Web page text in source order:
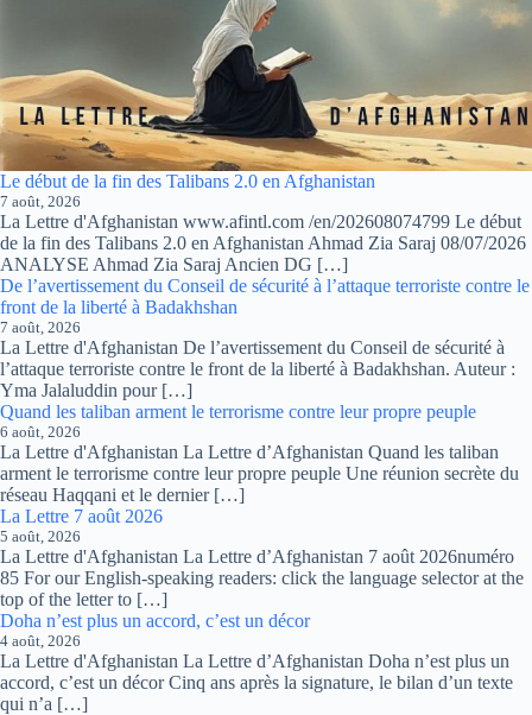
Le début de la fin des Talibans 2.0 en Afghanistan
7 août, 2026
La Lettre d'Afghanistan www.afintl.com /en/202608074799 Le début
de la fin des Talibans 2.0 en Afghanistan Ahmad Zia Saraj 08/07/2026
ANALYSE Ahmad Zia Saraj Ancien DG […]
De l’avertissement du Conseil de sécurité à l’attaque terroriste contre le
front de la liberté à Badakhshan
7 août, 2026
La Lettre d'Afghanistan De l’avertissement du Conseil de sécurité à
l’attaque terroriste contre le front de la liberté à Badakhshan. Auteur :
Yma Jalaluddin pour […]
Quand les taliban arment le terrorisme contre leur propre peuple
6 août, 2026
La Lettre d'Afghanistan La Lettre d’Afghanistan Quand les taliban
arment le terrorisme contre leur propre peuple Une réunion secrète du
réseau Haqqani et le dernier […]
La Lettre 7 août 2026
5 août, 2026
La Lettre d'Afghanistan La Lettre d’Afghanistan 7 août 2026numéro
85 For our English-speaking readers: click the language selector at the
top of the letter to […]
Doha n’est plus un accord, c’est un décor
4 août, 2026
La Lettre d'Afghanistan La Lettre d’Afghanistan Doha n’est plus un
accord, c’est un décor Cinq ans après la signature, le bilan d’un texte
qui n’a […]